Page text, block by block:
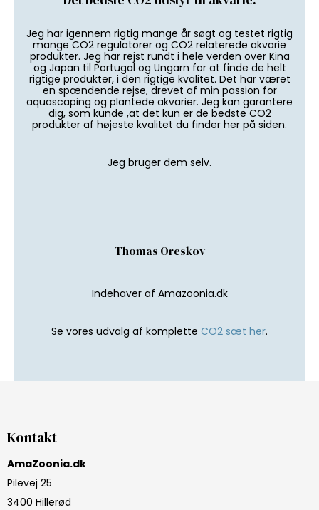
Jeg har igennem rigtig mange år søgt og testet rigtig
mange CO2 regulatorer og CO2 relaterede akvarie
produkter. Jeg har rejst rundt i hele verden over Kina
og Japan til Portugal og Ungarn for at finde de helt
rigtige produkter, i den rigtige kvalitet. Det har været
en spændende rejse, drevet af min passion for
aquascaping og plantede akvarier. Jeg kan garantere
dig, som kunde ,at det kun er de bedste CO2
produkter af højeste kvalitet du finder her på siden.
Jeg bruger dem selv.
Thomas Oreskov
Indehaver af Amazoonia.dk
Se vores udvalg af komplette CO2 sæt her.
Kontakt
AmaZoonia.dk
Pilevej 25
3400 Hillerød